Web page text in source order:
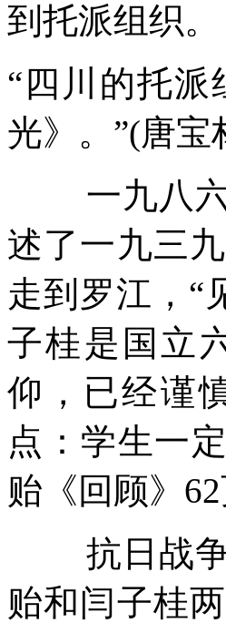
到托派组织。
“四川的托
光》。”(唐宝
一九八
述了一九三
走到罗江，“
子桂是国立
仰，已经谨
点：学生一
贻《回顾》 62
抗日战
贻和闫子桂